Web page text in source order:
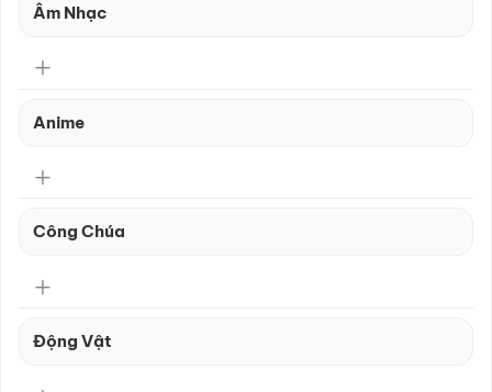
Âm Nhạc
Anime
Công Chúa
Động Vật